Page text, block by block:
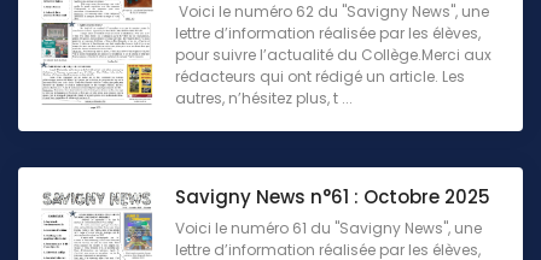
Voici le numéro 62 du "Savigny News", une
lettre d’information réalisée par les élèves,
pour suivre l’actualité du Collège.Merci aux
rédacteurs qui ont rédigé un article. Les
autres, n’hésitez plus, t ...
Savigny News n°61 : Octobre 2025
Voici le numéro 61 du "Savigny News", une
lettre d’information réalisée par les élèves,